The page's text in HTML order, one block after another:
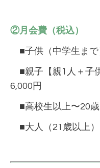
②月会費（税込）
■子供（中学生ま
■親子【親1人＋子
6,000円
■高校生以上〜20
■大人（21歳以上